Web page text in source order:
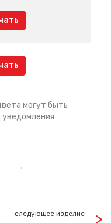
могут быть
следующее изделие